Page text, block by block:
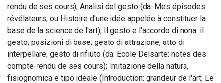
rendu de ses cours); Analisi del gesto (da: Mes épisodes
révélateurs, ou Histoire d'une idée appelée à constituer la
base de la science de l'art); Il gesto e l'accordo di nona: il
gesto; posizioni di base; gesto di attrazione, atto di
interpellare; gesto di rifiuto (da: Ecole Delsarte: notes des
compte-rendu de ses cours); Imitazione della natura,
fisiognomica e tipo ideale (Introduction: grandeur de l'art; Le